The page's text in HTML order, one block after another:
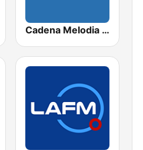
Cadena Melodia 730 AM